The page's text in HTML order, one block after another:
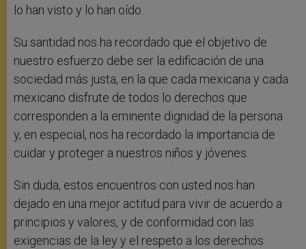
lo han visto y lo han oído.
Su santidad nos ha recordado que el objetivo de
nuestro esfuerzo debe ser la edificación de una
sociedad más justa, en la que cada mexicana y cada
mexicano disfrute de todos lo derechos que
corresponden a la eminente dignidad de la persona
y, en especial, nos ha recordado la importancia de
cuidar y proteger a nuestros niños y jóvenes.
Sin duda, estos encuentros con usted nos han
dejado en una mejor actitud para vivir de acuerdo a
principios y valores, y de conformidad con las
exigencias de la ley y el respeto a los derechos